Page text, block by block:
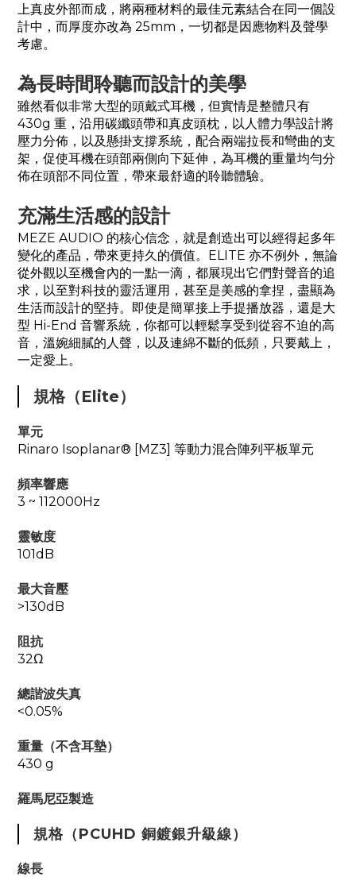
上真皮外部而成，將兩種材料的最佳元素結合在同一個設
計中，而厚度亦改為 25mm，一切都是因應物料及聲學
考慮。
為長時間聆聽而設計的美學
雖然看似非常大型的頭戴式耳機，但實情是整體只有
430g 重，沿用碳纖頭帶和真皮頭枕，以人體力學設計將
壓力分佈，以及懸掛支撐系統，配合兩端拉長和彎曲的支
架，促使耳機在頭部兩側向下延伸，為耳機的重量均勻分
佈在頭部不同位置，帶來最舒適的聆聽體驗。
充滿生活感的設計
MEZE AUDIO 的核心信念，就是創造出可以經得起多年
變化的產品，帶來更持久的價值。ELITE 亦不例外，無論
從外觀以至機會內的一點一滴，都展現出它們對聲音的追
求，以至對科技的靈活運用，甚至是美感的拿捏，盡顯為
生活而設計的堅持。即使是簡單接上手提播放器，還是大
型 Hi-End 音響系統，你都可以輕鬆享受到從容不迫的高
音，溫婉細膩的人聲，以及連綿不斷的低頻，只要戴上，
一定愛上。
規格（Elite）
單元
Rinaro Isoplanar® [MZ3] 等動力混合陣列平板單元
頻率響應
3 ~ 112000Hz
靈敏度
101dB
最大音壓
>130dB
阻抗
32Ω
總諧波失真
<0.05%
重量（不含耳墊）
430 g
羅馬尼亞製造
規格（PCUHD 銅鍍銀升級線）
線長